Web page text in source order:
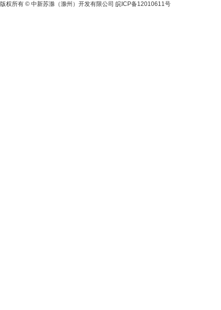
版权所有 © 中新苏滁（滁州）开发有限公司 皖ICP备12010611号